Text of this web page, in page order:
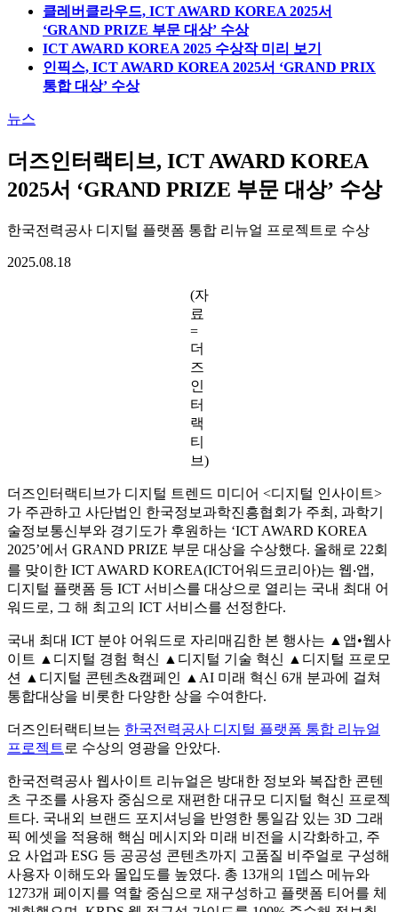
클레버클라우드, ICT AWARD KOREA 2025서
‘GRAND PRIZE 부문 대상’ 수상
ICT AWARD KOREA 2025 수상작 미리 보기
인픽스, ICT AWARD KOREA 2025서 ‘GRAND PRIX
통합 대상’ 수상
뉴스
더즈인터랙티브, ICT AWARD KOREA
2025서 ‘GRAND PRIZE 부문 대상’ 수상
한국전력공사 디지털 플랫폼 통합 리뉴얼 프로젝트로 수상
2025.08.18
(자
료
=
더
즈
인
터
랙
티
브)
더즈인터랙티브가 디지털 트렌드 미디어 <디지털 인사이트>
가 주관하고 사단법인 한국정보과학진흥협회가 주최, 과학기
술정보통신부와 경기도가 후원하는 ‘ICT AWARD KOREA
2025’에서 GRAND PRIZE 부문 대상을 수상했다. 올해로 22회
를 맞이한 ICT AWARD KOREA(ICT어워드코리아)는 웹‧앱,
디지털 플랫폼 등 ICT 서비스를 대상으로 열리는 국내 최대 어
워드로, 그 해 최고의 ICT 서비스를 선정한다.
국내 최대 ICT 분야 어워드로 자리매김한 본 행사는 ▲앱•웹사
이트 ▲디지털 경험 혁신 ▲디지털 기술 혁신 ▲디지털 프로모
션 ▲디지털 콘텐츠&캠페인 ▲AI 미래 혁신 6개 분과에 걸쳐
통합대상을 비롯한 다양한 상을 수여한다.
더즈인터랙티브는 한국전력공사 디지털 플랫폼 통합 리뉴얼
프로젝트 로 수상의 영광을 안았다.
한국전력공사 웹사이트 리뉴얼은 방대한 정보와 복잡한 콘텐
츠 구조를 사용자 중심으로 재편한 대규모 디지털 혁신 프로젝
트다. 국내외 브랜드 포지셔닝을 반영한 통일감 있는 3D 그래
픽 에셋을 적용해 핵심 메시지와 미래 비전을 시각화하고, 주
요 사업과 ESG 등 공공성 콘텐츠까지 고품질 비주얼로 구성해
사용자 이해도와 몰입도를 높였다. 총 13개의 1뎁스 메뉴와
1273개 페이지를 역할 중심으로 재구성하고 플랫폼 티어를 체